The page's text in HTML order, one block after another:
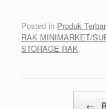
Posted in Produk
RAK MINIMARKET/
STORAGE RAK.
←